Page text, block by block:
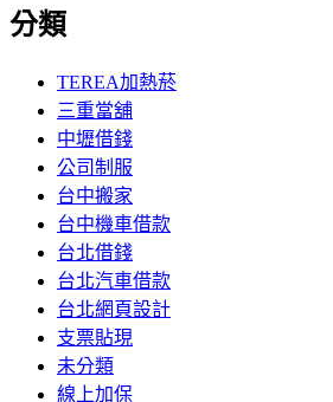
分類
TEREA加熱菸
三重當舖
中壢借錢
公司制服
台中搬家
台中機車借款
台北借錢
台北汽車借款
台北網頁設計
支票貼現
未分類
線上加保